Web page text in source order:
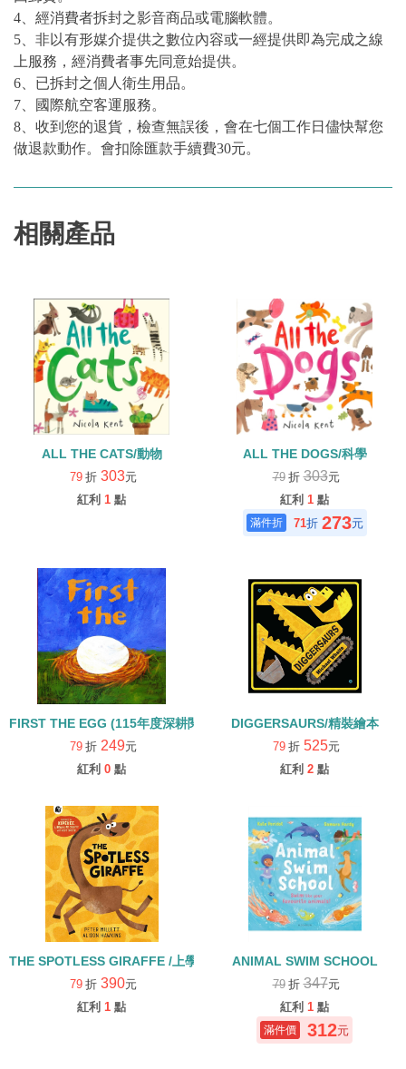
4、經消費者拆封之影音商品或電腦軟體。
5、非以有形媒介提供之數位內容或一經提供即為完成之線
上服務，經消費者事先同意始提供。
6、已拆封之個人衛生用品。
7、國際航空客運服務。
8、收到您的退貨，檢查無誤後，會在七個工作日儘快幫您
做退款動作。會扣除匯款手續費30元。
相關產品
ALL THE CATS/動物
79 折 303元
紅利 1 點
ALL THE DOGS/科學
79 折303元
紅利 1 點
71折 273元
FIRST THE EGG (115年度深耕閱讀入選書單)
79 折 249元
紅利 0 點
DIGGERSAURS/精裝繪本
79 折 525元
紅利 2 點
THE SPOTLESS GIRAFFE /上學去.動物特徵
79 折 390元
紅利 1 點
ANIMAL SWIM SCHOOL
79 折347元
紅利 1 點
312元